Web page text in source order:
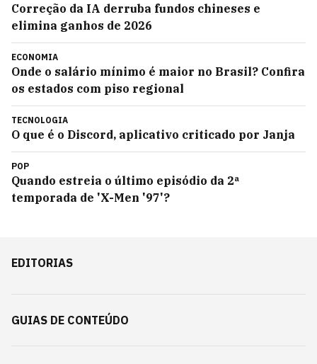
Correção da IA derruba fundos chineses e
elimina ganhos de 2026
ECONOMIA
Onde o salário mínimo é maior no Brasil? Confira
os estados com piso regional
TECNOLOGIA
O que é o Discord, aplicativo criticado por Janja
POP
Quando estreia o último episódio da 2ª
temporada de 'X-Men '97'?
EDITORIAS
GUIAS DE CONTEÚDO